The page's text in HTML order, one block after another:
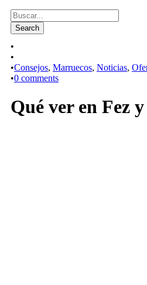
•
•
•Consejos, Marruecos, Noticias,
•0 comments
Qué ver en Fez